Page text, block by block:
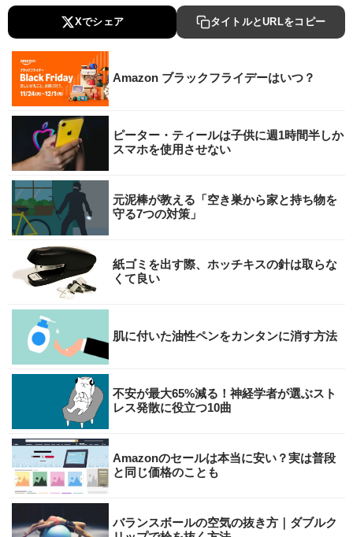
Xでシェア タイトルとURLをコピー
Amazon ブラックフライデーはいつ？
ピーター・ティールは子供に週1時間半しか
スマホを使用させない
元泥棒が教える「空き巣から家と持ち物を
守る7つの対策」
紙ゴミを出す際、ホッチキスの針は取らな
くて良い
肌に付いた油性ペンをカンタンに消す方法
不安が最大65%減る！神経学者が選ぶスト
レス発散に役立つ10曲
Amazonのセールは本当に安い？実は普段
と同じ価格のことも
バランスボールの空気の抜き方｜ダブルク